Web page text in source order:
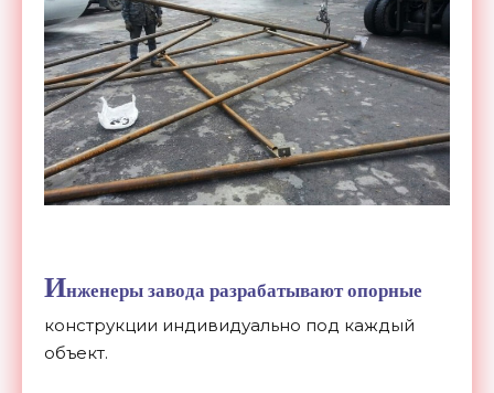
Инженеры завода разрабатывают опорные
конструкции индивидуально под каждый
объект.